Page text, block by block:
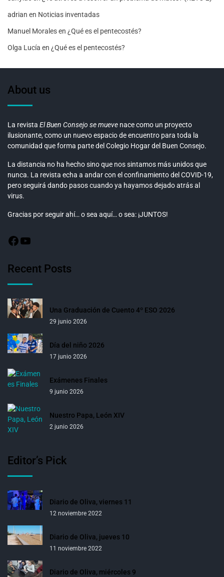
adrian en Noticias inventadas
Manuel Moralesen ¿Qué es el pentecostés?
Olga Lucía en ¿Qué es el pentecostés?
About us
La revista El Buen Consejo se mueve nace como un proyecto
ilusionante, como un nuevo espacio de encuentro para toda la
comunidad que forma parte del Colegio Hogar del Buen Consejo.
La distancia no ha hecho sino que nos sintamos más unidos que
nunca. La revista echa a andar con el confinamiento del COVID-19,
pero seguirá dando pasos cuando ya hayamos dejado atrás al
virus.
Gracias por seguir ahí… o sea aquí… o sea: ¡JUNTOS!
Recent Posts
Una Graduación de Cuento 4º ESO 2026
29 junio 2026
Día del niño 2026
17 junio 2026
Exámenes Finales
9 junio 2026
Nuestro Papa, León XIV
2 junio 2026
Editor’s Pick
Diario de Oliva, viernes 11
12 noviembre 2022
Diario de Oliva, jueves 10
11 noviembre 2022
Diario de Oliva, miércoles 9